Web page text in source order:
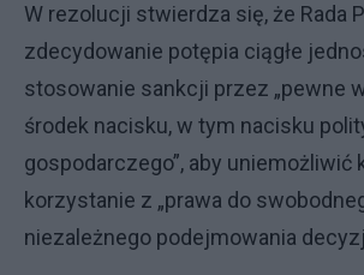
W rezolucji stwierdza się, że Rada
zdecydowanie potępia ciągłe
stosowanie sankcji przez „pewne
środek nacisku, w tym nacisku
gospodarczego”, aby uniemożliwić
korzystanie z „prawa do
niezależnego podejmowania